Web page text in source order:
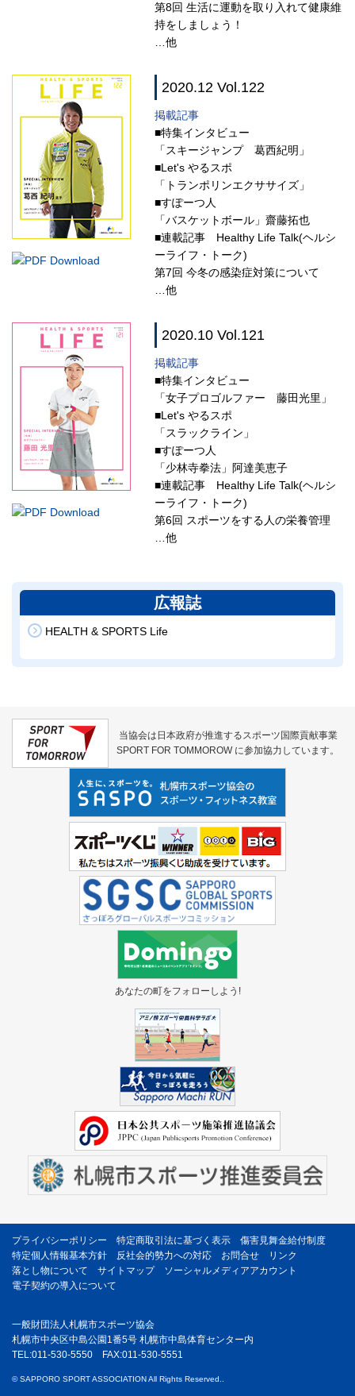
第8回 生活に運動を取り入れて健康維
持をしましょう！
…他
2020.12 Vol.122
掲載記事
■特集インタビュー
「スキージャンプ 葛西紀明」
■Let's やるスポ
「トランポリンエクササイズ」
■すぽーつ人
「バスケットボール」齋藤拓也
■連載記事 Healthy Life Talk(ヘルシ
ーライフ・トーク)
第7回 今冬の感染症対策について
…他
2020.10 Vol.121
掲載記事
■特集インタビュー
「女子プロゴルファー 藤田光里」
■Let's やるスポ
「スラックライン」
■すぽーつ人
「少林寺拳法」阿達美恵子
■連載記事 Healthy Life Talk(ヘルシ
ーライフ・トーク)
第6回 スポーツをする人の栄養管理
…他
広報誌
HEALTH & SPORTS Life
当協会は日本政府が推進するスポーツ国際貢献事業
SPORT FOR TOMMOROW に参加協力しています。
あなたの町をフォローしよう!
プライバシーポリシー 特定商取引法に基づく表示
傷害見舞金給付制度
特定個人情報基本方針
反社会的勢力への対応 お問合せ
リンク
落とし物について
サイトマップ
ソーシャルメディアアカウント
電子契約の導入について
一般財団法人札幌市スポーツ協会
札幌市中央区中島公園1番5号 札幌市中島体育センター内
TEL:011-530-5550 FAX:011-530-5551
© SAPPORO SPORT ASSOCIATION All Rights Reserved..